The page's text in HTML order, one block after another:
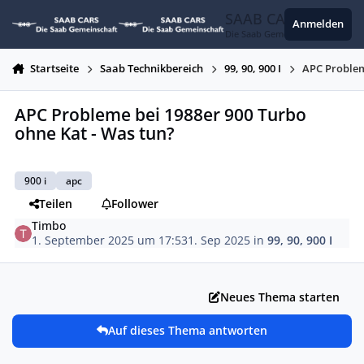
SAAB CARS
Die Saab Gemeinschaft
Anmelden
Startseite Saab Technikbereich 99, 90, 900 I APC
APC Probleme bei 1988er 900 Turbo
ohne Kat - Was tun?
900 i apc
Teilen
Follower
Timbo
1. September 2025 um 17:531. Sep 2025 in99, 90, 900 I
Neues Thema starten
Auf dieses Thema antworten